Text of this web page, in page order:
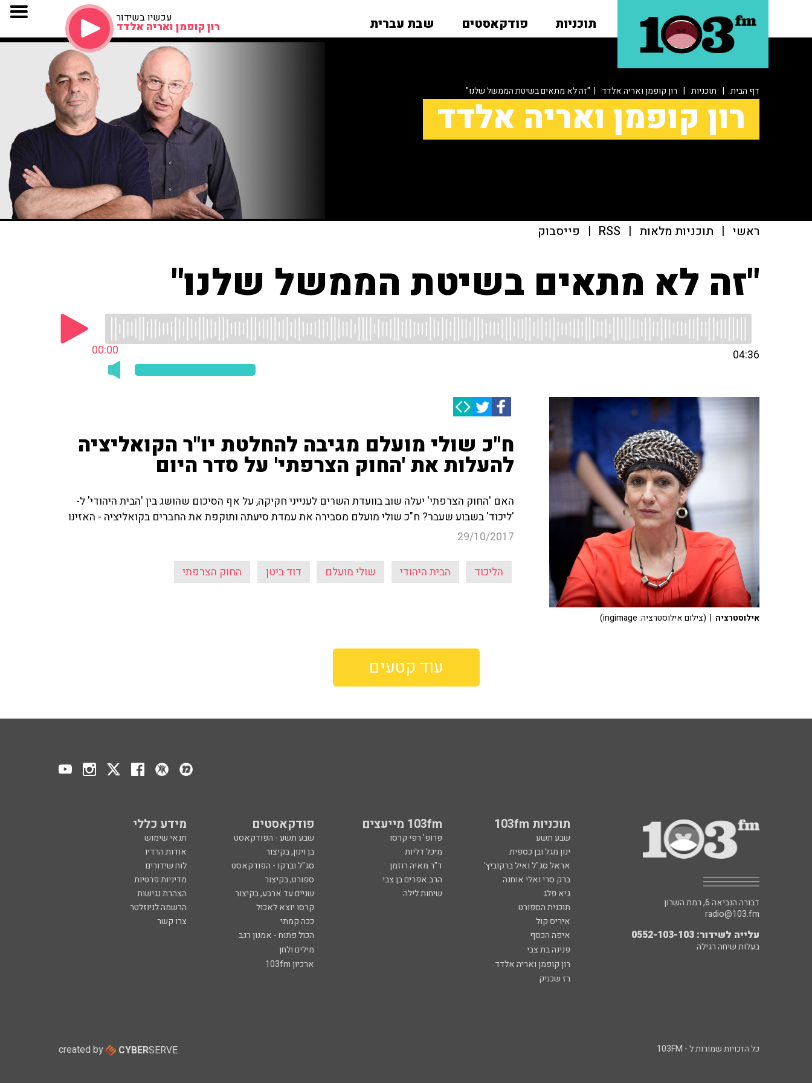
תוכניות פודקאסטים שבת עברית עכשיו בשידור
רון קופמן ואריה אלדד
דף הבית | תוכניות | רון קופמן ואריה אלדד | "זה לא מתאים בשיטת הממשל שלנו"
רון קופמן ואריה אלדד
ראשי | תוכניות מלאות |
RSS
| פייסבוק
"זה לא מתאים בשיטת הממשל שלנו"
00:00 04:36
ח"כ שולי מועלם מגיבה להחלטת יו"ר הקואליציה
להעלות את 'החוק הצרפתי' על סדר היום
האם 'החוק הצרפתי' יעלה שוב בוועדת השרים לענייני חקיקה, על אף הסיכום שהושג בין 'הבית היהודי' ל-
'ליכוד' בשבוע שעבר? ח"כ שולי מועלם מסבירה את עמדת סיעתה ותוקפת את החברים בקואליציה - האזינו
29/10/2017
הליכוד הבית היהודי שולי מועלם דוד ביטן החוק הצרפתי
אילוסטרציה | (צילום אילוסטרציה: ingimage)
עוד קטעים
תוכניות 103fm 103fm מייעצים פודקאסטים מידע כללי
שבע תשע פרופ' רפי קרסו שבע תשע - הפודקאסט
תנאי שימוש
ינון מגל ובן כספית
מיכל דליות בן וינון, בקיצור
אודות הרדיו
אראל סג"ל ואיל ברקוביץ'
ד"ר מאיה רוזמן סג"ל וברקו - הפודקאסט
לוח שידורים
ברק סרי ואלי אוחנה
הרב אפרים בן צבי ספורט, בקיצור
מדיניות פרטיות
גיא פלג
שיחות לילה שניים עד ארבע, בקיצור
הצהרת נגישות
תוכנית הספורט
קרסו יוצא לאכול
הרשמה לניוזלטר
איריס קול
ככה קמתי
צרו קשר
איפה הכסף
הכול פתוח - אמנון רגב
פנינה בת צבי
מילים ולחן
רון קופמן ואריה אלדד
ארכיון 103fm
רז שכניק
דבורה הנביאה 6, רמת השרון
radio@103.fm
עלייה לשידור: 0552-103-103
בעלות שיחה רגילה
כל הזכויות שמורות ל - 103FM created by CYBERSERVE